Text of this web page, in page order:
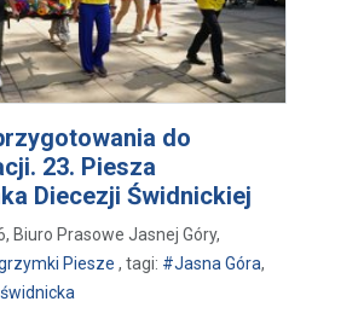
do
23. Piesza
Diecezji Świdnickiej
Biuro Prasowe Jasnej Góry,
Piesze , tagi: #Jasna Góra,